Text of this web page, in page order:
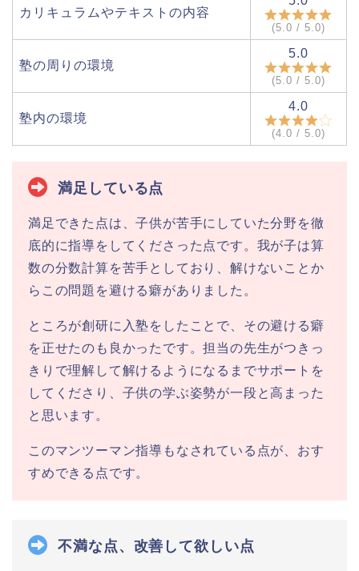
カリキュラムやテキストの内容
(5.0 / 5.0)
塾の周りの環境
5.0
(5.0 / 5.0)
塾内の環境
4.0
(4.0 / 5.0)
満足している点
満足できた点は、子供が苦手にしていた分野を徹
底的に指導をしてくださった点です。我が子は算
数の分数計算を苦手としており、解けないことか
らこの問題を避ける癖がありました。
ところが創研に入塾をしたことで、その避ける癖
を正せたのも良かったです。担当の先生がつきっ
きりで理解して解けるようになるまでサポートを
してくださり、子供の学ぶ姿勢が一段と高まった
と思います。
このマンツーマン指導もなされている点が、おす
すめできる点です。
不満な点、改善して欲しい点